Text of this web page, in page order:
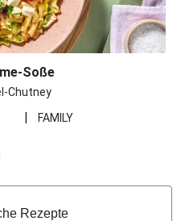
Soße
Chutney
| FAMILY
Rezepte